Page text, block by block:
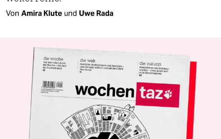
Von Amira Klute und Uwe Rada